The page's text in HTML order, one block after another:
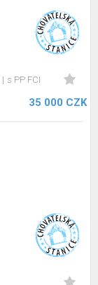
s PP FCI
35 000 CZK